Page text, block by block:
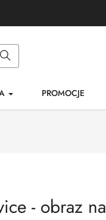
PROMOCJE
- obraz na